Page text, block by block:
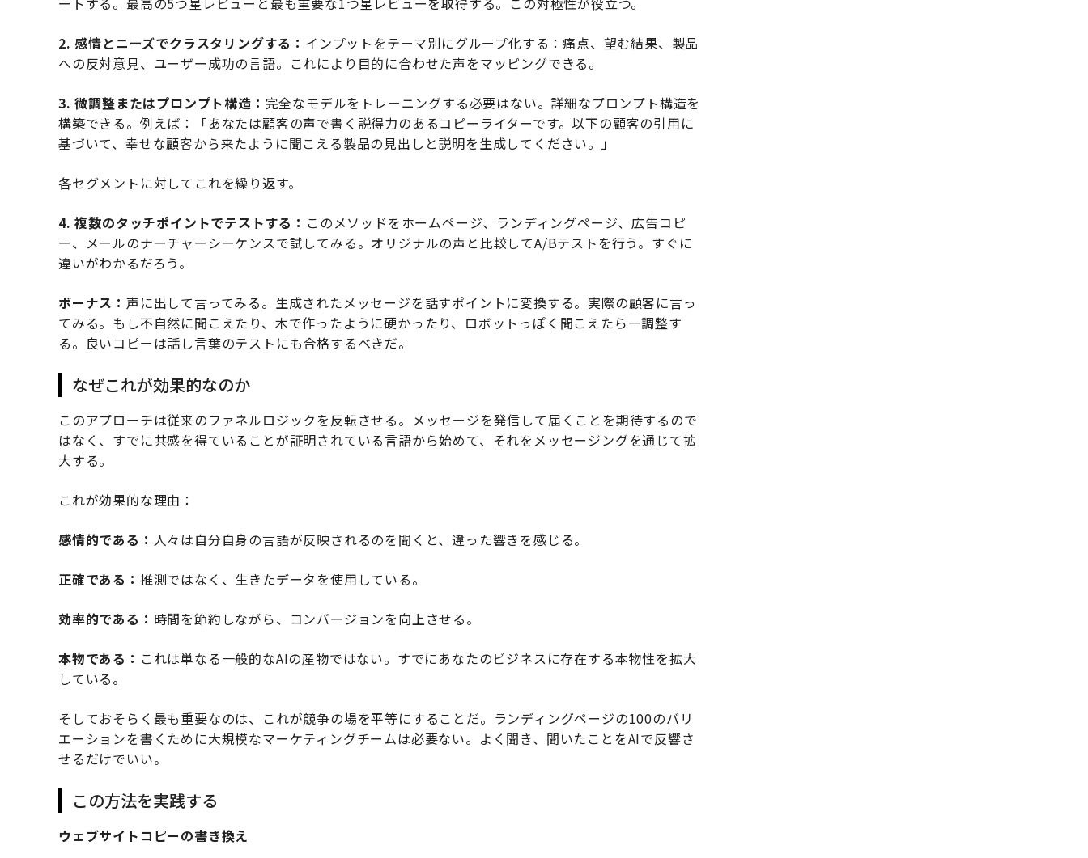
2. 感情とニーズでクラスタリングする： インプットをテーマ別にグループ化する：痛点、望む結果、製品
への反対意見、ユーザー成功の言語。これにより目的に合わせた声をマッピングできる。
3. 微調整またはプロンプト構造： 完全なモデルをトレーニングする必要はない。詳細なプロンプト構造を
構築できる。例えば：「あなたは顧客の声で書く説得力のあるコピーライターです。以下の顧客の引用に
基づいて、幸せな顧客から来たように聞こえる製品の見出しと説明を生成してください。」
各セグメントに対してこれを繰り返す。
4. 複数のタッチポイントでテストする： このメソッドをホームページ、ランディングページ、広告コピ
ー、メールのナーチャーシーケンスで試してみる。オリジナルの声と比較してA/Bテストを行う。すぐに
違いがわかるだろう。
ボーナス： 声に出して言ってみる。生成されたメッセージを話すポイントに変換する。実際の顧客に言っ
てみる。もし不自然に聞こえたり、木で作ったように硬かったり、ロボットっぽく聞こえたら—調整す
る。良いコピーは話し言葉のテストにも合格するべきだ。
なぜこれが効果的なのか
このアプローチは従来のファネルロジックを反転させる。メッセージを発信して届くことを期待するので
はなく、すでに共感を得ていることが証明されている言語から始めて、それをメッセージングを通じて拡
大する。
これが効果的な理由：
感情的である： 人々は自分自身の言語が反映されるのを聞くと、違った響きを感じる。
正確である： 推測ではなく、生きたデータを使用している。
効率的である： 時間を節約しながら、コンバージョンを向上させる。
本物である： これは単なる一般的なAIの産物ではない。すでにあなたのビジネスに存在する本物性を拡大
している。
そしておそらく最も重要なのは、これが競争の場を平等にすることだ。ランディングページの100のバリ
エーションを書くために大規模なマーケティングチームは必要ない。よく聞き、聞いたことをAIで反響さ
せるだけでいい。
この方法を実践する
ウェブサイトコピーの書き換え